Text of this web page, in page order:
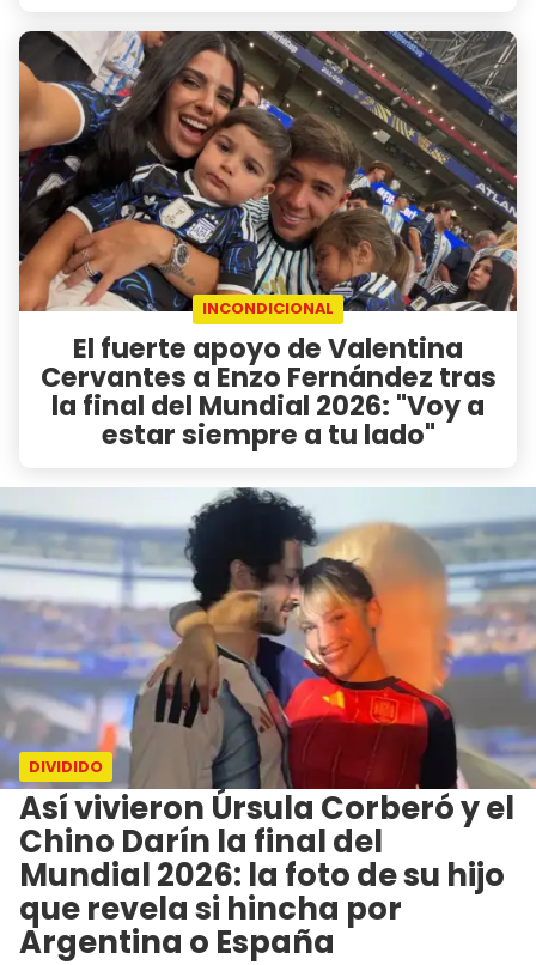
INCONDICIONAL
El fuerte apoyo de Valentina
Cervantes a Enzo Fernández tras
la final del Mundial 2026: "Voy a
estar siempre a tu lado"
DIVIDIDO
Así vivieron Úrsula Corberó y el
Chino Darín la final del
Mundial 2026: la foto de su hijo
que revela si hincha por
Argentina o España